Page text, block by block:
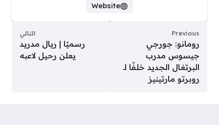
Website
Previous
رومانو: جورجي
جيسوس مدرب
البرتغال الجديد خلفًا لـ
روبرتو مارتينيز
التالي
رسميًا | ريال مدريد
يعلن رحيل لاعبه